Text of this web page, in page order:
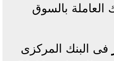
العاملة بالسوق
فى البنك المركزى